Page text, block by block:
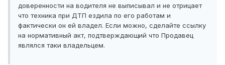
доверенности на водителя не выписывал и не отрицает
что техника при ДТП ездила по его работам и
фактически он ей владел. Если можно, сделайте ссылку
на нормативный акт, подтверждающий что Продавец
являлся таки владельцем.